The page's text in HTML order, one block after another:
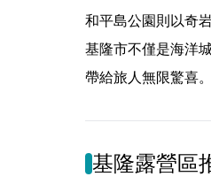
和平島公園則以奇
基隆市不僅是海洋
帶給旅人無限驚喜。
基隆露營區